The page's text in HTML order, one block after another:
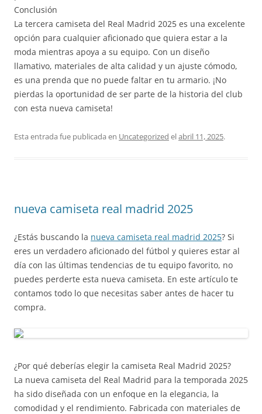
Conclusión
La tercera camiseta del Real Madrid 2025 es una excelente
opción para cualquier aficionado que quiera estar a la
moda mientras apoya a su equipo. Con un diseño
llamativo, materiales de alta calidad y un ajuste cómodo,
es una prenda que no puede faltar en tu armario. ¡No
pierdas la oportunidad de ser parte de la historia del club
con esta nueva camiseta!
Esta entrada fue publicada en Uncategorized elabril 11, 2025.
nueva camiseta real madrid 2025
¿Estás buscando la nueva camiseta real madrid 2025? Si
eres un verdadero aficionado del fútbol y quieres estar al
día con las últimas tendencias de tu equipo favorito, no
puedes perderte esta nueva camiseta. En este artículo te
contamos todo lo que necesitas saber antes de hacer tu
compra.
¿Por qué deberías elegir la camiseta Real Madrid 2025?
La nueva camiseta del Real Madrid para la temporada 2025
ha sido diseñada con un enfoque en la elegancia, la
comodidad y el rendimiento. Fabricada con materiales de